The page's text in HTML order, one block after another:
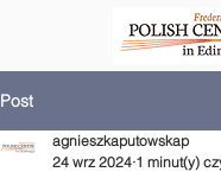
Post
agnieszkaputowskap
24 wrz 2024 1 minut(y)